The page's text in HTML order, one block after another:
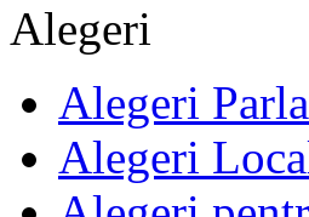
Alegeri
Alegeri
Alegeri